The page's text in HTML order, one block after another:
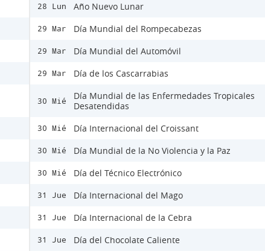
28 Lun Año Nuevo Lunar
29 Mar Día Mundial del Rompecabezas
29 Mar Día Mundial del Automóvil
29 Mar Día de los Cascarrabias
30 Mié
Día Mundial de las Enfermedades Tropicales
Desatendidas
30 Mié Día Internacional del Croissant
30 Mié Día Mundial de la No Violencia y la Paz
30 Mié Día del Técnico Electrónico
31 Jue Día Internacional del Mago
31 Jue Día Internacional de la Cebra
31 Jue Día del Chocolate Caliente